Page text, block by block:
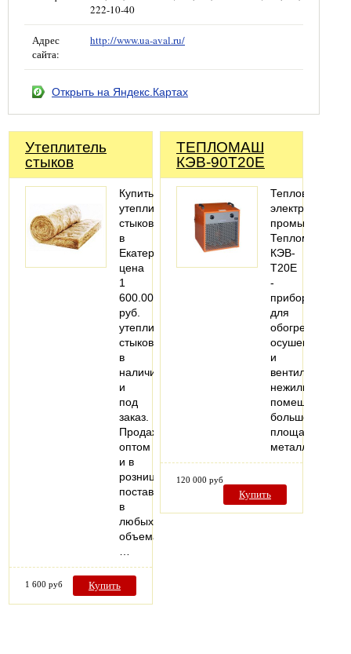
222-10-40
Адрес
сайта:
http://www.ua-aval.ru/
Открыть на Яндекс.Картах
Утеплитель
стыков
Купить
утеплитель
стыков
в
Екатеринбурге,
цена
1
600.00
руб.
утеплитель
стыков
в
наличии
и
под
заказ.
Продажа
оптом
и в
розницу,
поставки
в
любых
объемах.
1 600 руб Купить
ТЕПЛОМАШ
КЭВ-90Т20Е
электрический
Тепломаш
КЭВ-
Т20E
-
прибор
для
обогрева,
осушения
и
вентиляции
нежилых
помещений
большой
площади,
120 000 руб
Купить